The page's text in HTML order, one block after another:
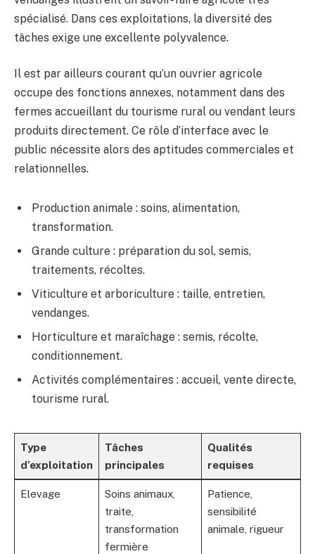
spécialisé. Dans ces exploitations, la diversité des
tâches exige une excellente polyvalence.
Il est par ailleurs courant qu’un ouvrier agricole
occupe des fonctions annexes, notamment dans des
fermes accueillant du tourisme rural ou vendant leurs
produits directement. Ce rôle d’interface avec le
public nécessite alors des aptitudes commerciales et
relationnelles.
Production animale : soins, alimentation,
transformation.
Grande culture : préparation du sol, semis,
traitements, récoltes.
Viticulture et arboriculture : taille, entretien,
vendanges.
Horticulture et maraîchage : semis, récolte,
conditionnement.
Activités complémentaires : accueil, vente directe,
tourisme rural.
Type
d’exploitation
Tâches
principales
Qualités
requises
Elevage
Soins animaux,
traite,
transformation
fermière
Patience,
sensibilité
animale, rigueur